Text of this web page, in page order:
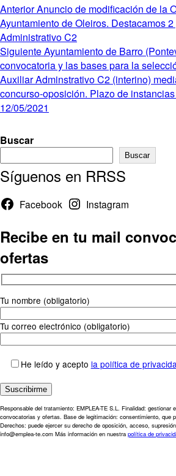
Navegación
de
entradas
AnteriorEntrada
anterior:
Anuncio de modificación de la
Ayuntamiento de Oleiros. Destacamos
Administrativo C2
SiguienteEntrada
siguiente:
Ayuntamiento de Barro
convocatoria y las bases para la
Auxiliar Adminstrativo C2 (interino)
concurso-oposición. Plazo de
12/05/2021
Buscar
Buscar
Síguenos en RRSS
Facebook Instagram
Recibe en tu mail
ofertas
Tu nombre (obligatorio)
Tu correo electrónico (obligatorio)
He leído y acepto la política de
Responsable del tratamiento: EMPLEA-TE S.L. Finalidad: gestionar
convocatorias y ofertas. Base de legitimación: consentimiento, que
Derechos: puede ejercer su derecho de oposición, acceso,
info@emplea-te.com Más información en nuestra política de